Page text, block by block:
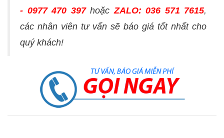
- 0977 470 397hoặcZALO: 036 571 7615,
các nhân viên tư vấn sẽ báo giá tốt nhất cho
quý khách!